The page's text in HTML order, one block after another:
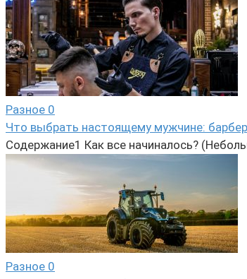
Разное 0
Что выбрать настоящему мужчине:
Содержание1 Как все начиналось?
Разное 0